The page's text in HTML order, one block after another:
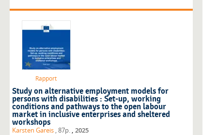
Rapport
Study on alternative employment models for
persons with disabilities : Set-up, working
conditions and pathways to the open labour
market in inclusive enterprises and sheltered
workshops
Karsten Gareis , 87p. 2025